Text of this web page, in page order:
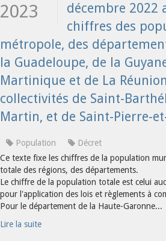
2023
décembre
chiffres des
métropole, des
la Guadeloupe, de la
Martinique et de La
collectivités de Saint-
Martin, et de Saint-Pierre-
Population
Décret
Ce texte fixe les chiffres de la population
totale des régions, des départements.
Le chiffre de la population totale est celui
pour l'application des lois et règlements à
Pour le département de la Haute-Garonne...
Lire la suite